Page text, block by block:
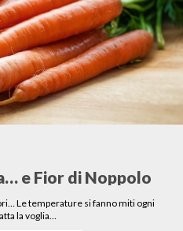
e Fior di Noppolo
Le temperature si fanno miti ogni
la voglia…